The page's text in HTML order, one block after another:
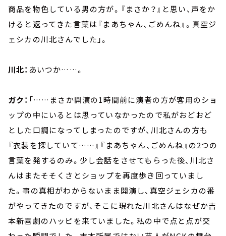
商品を物色している男の方が。『まさか？』と思い、声をか
けると返ってきた言葉は『まあちゃん、ごめんね』。真空ジ
ェシカの川北さんでした」。
川北： あいつか……。
ガク： 「……まさか開演の1時間前に演者の方が客用のショ
ップの中にいるとは思っていなかったので私がおどおど
とした口調になってしまったのですが、川北さんの方も
『衣装を探していて……』『まあちゃん、ごめんね』の2つの
言葉を発するのみ。少し会話をさせてもらった後、川北さ
んはまたそそくさとショップを再度歩き回っていまし
た。事の真相がわからないまま開演し、真空ジェシカの番
がやってきたのですが、そこに現れた川北さんはなぜか吉
本新喜劇のハッピを来ていました。私の中で点と点が交